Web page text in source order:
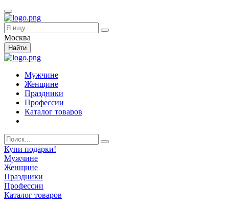
Москва
Найти
Мужчине
Женщине
Праздники
Профессии
Каталог товаров
Купи подарки!
Мужчине
Женщине
Праздники
Профессии
Каталог товаров